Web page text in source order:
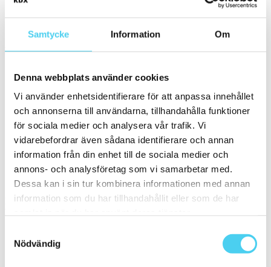
Samtycke Information Om
Denna webbplats använder cookies
Vi använder enhetsidentifierare för att anpassa innehållet
och annonserna till användarna, tillhandahålla funktioner
för sociala medier och analysera vår trafik. Vi
vidarebefordrar även sådana identifierare och annan
information från din enhet till de sociala medier och
annons- och analysföretag som vi samarbetar med.
Dessa kan i sin tur kombinera informationen med annan
information som du har tillhandahållit eller som de har
Nödvändig
Granitkeramik
Storlek
Filtrera efter storlek:
ca 60x10 cm
29.4x29.8 cm
ca 10x(1)
ca 10x30 cm(1)
10x30 cm(1)
Mellan (25 - 50 cm)
ca 30x(1)
ca 30x10 cm (1)
30x10 cm (1)
Pris
400 till 600 kr